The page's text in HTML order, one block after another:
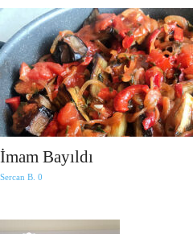
İmam Bayıldı
Sercan B. 0